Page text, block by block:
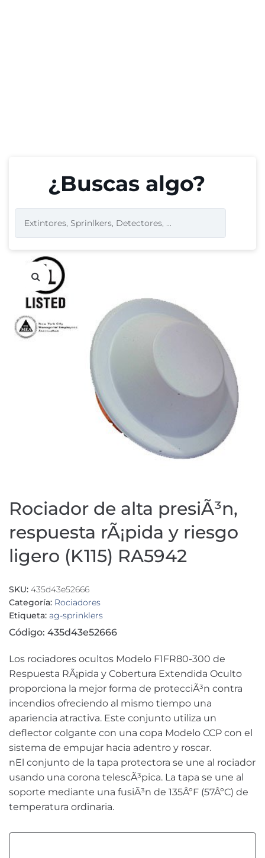
¿Buscas algo?
Rociador de alta presiÃ³n,
respuesta rÃ¡pida y riesgo
ligero (K115) RA5942
SKU: 435d43e52666
Categoría: Rociadores
Etiqueta: ag-sprinklers
Código: 435d43e52666
Los rociadores ocultos Modelo F1FR80-300 de
Respuesta RÃ¡pida y Cobertura Extendida Oculto
proporciona la mejor forma de protecciÃ³n contra
incendios ofreciendo al mismo tiempo una
apariencia atractiva. Este conjunto utiliza un
deflector colgante con una copa Modelo CCP con el
sistema de empujar hacia adentro y roscar.
nEl conjunto de la tapa protectora se une al rociador
usando una corona telescÃ³pica. La tapa se une al
soporte mediante una fusiÃ³n de 135ÂºF (57ÂºC) de
temperatura ordinaria.